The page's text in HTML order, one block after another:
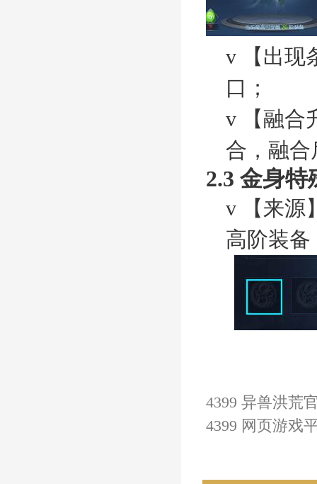
v
【出
口；
v
【融合
合，融合
2.3 金身特
v
【来
高阶装备
4399 异兽洪荒
4399 网页游戏